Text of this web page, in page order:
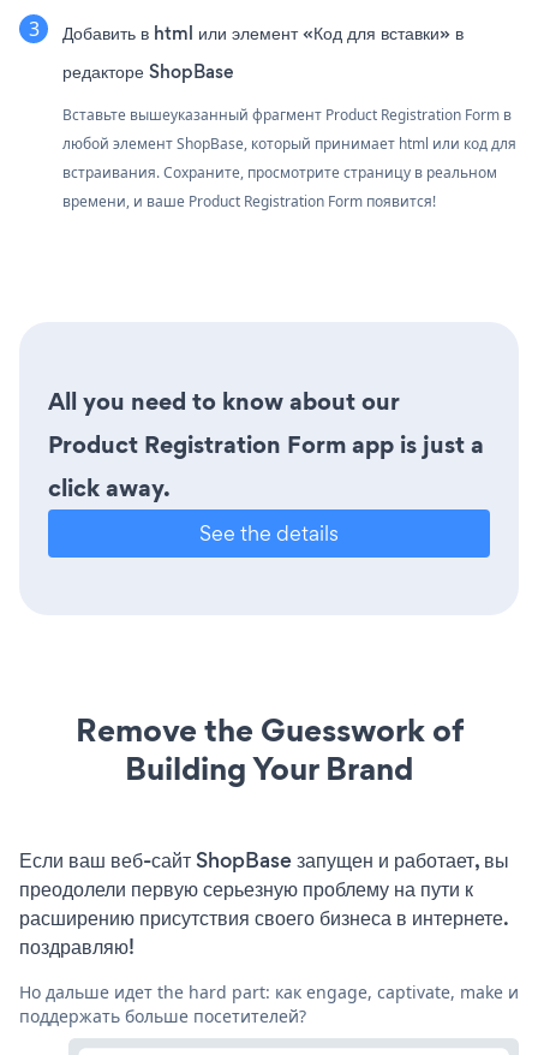
Добавить в html или элемент «Код для вставки» в
редакторе ShopBase
Вставьте вышеуказанный фрагмент Product Registration Form в
любой элемент ShopBase, который принимает html или код для
встраивания. Сохраните, просмотрите страницу в реальном
времени, и ваше Product Registration Form появится!
All you need to know about our
Product Registration Form app is just a
click away.
See the details
Remove the Guesswork of
Building Your Brand
Если ваш веб-сайт ShopBase запущен и работает, вы
преодолели первую серьезную проблему на пути к
расширению присутствия своего бизнеса в интернете.
поздравляю!
Но дальше идет the hard part: как engage, captivate, make и
поддержать больше посетителей?